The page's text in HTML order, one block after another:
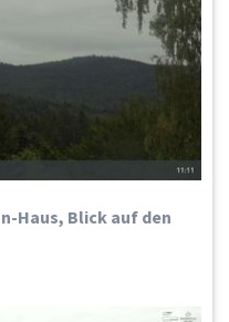
Haus, Blick auf den